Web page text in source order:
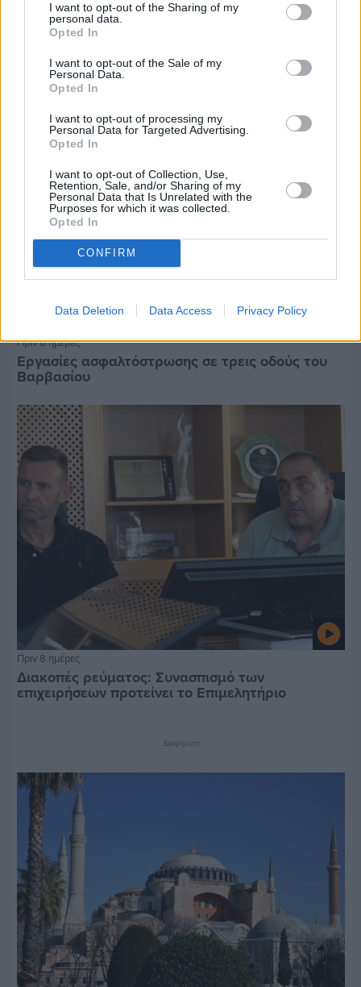
I want to opt-out of the Sharing of my
personal data.
Opted In
I want to opt-out of the Sale of my
Personal Data.
Opted In
I want to opt-out of processing my
Personal Data for Targeted Advertising.
Opted In
I want to opt-out of Collection, Use,
Retention, Sale, and/or Sharing of my
Personal Data that Is Unrelated with the
Purposes for which it was collected.
Opted In
CONFIRM
Data Deletion Data Access Privacy Policy
Πριν 8 ημέρες
Τρίτος στη σφαιροβολία στη διεθνή συνάντηση
Ελλάδας–Κύπρου Κ18 ο Δημήτρης Τέλλιος
Πριν 8 ημέρες
Εργασίες ασφαλτόστρωσης σε τρεις οδούς του
Βαρβασίου
Πριν 8 ημέρες
Διακοπές ρεύματος: Συνασπισμό των
επιχειρήσεων προτείνει το Επιμελητήριο
Διαφήμιση